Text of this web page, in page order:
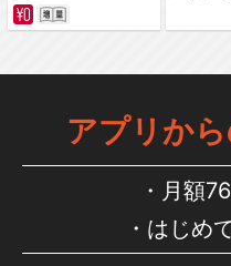
アプリから
月額
はじめ